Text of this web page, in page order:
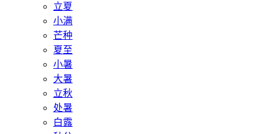
立夏
小满
芒种
夏至
小暑
大暑
立秋
处暑
白露